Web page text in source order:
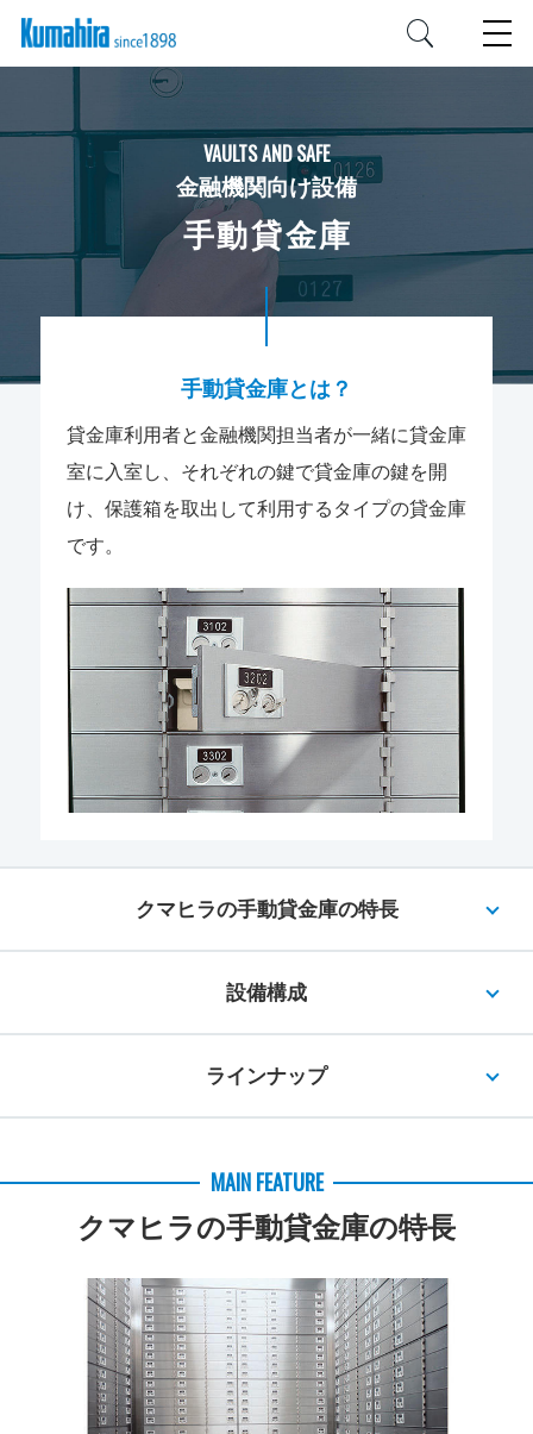
VAULTS AND SAFE
金融機関向け設備
手動貸金庫
手動貸金庫とは？
貸金庫利用者と金融機関担当者が一緒に貸金庫
室に入室し、それぞれの鍵で貸金庫の鍵を開
け、保護箱を取出して利用するタイプの貸金庫
です。
クマヒラの手動貸金庫の特長
設備構成
ラインナップ
MAIN FEATURE
クマヒラの手動貸金庫の特長